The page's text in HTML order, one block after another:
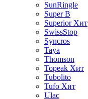
SunRingle
Super B
Superior Хит
SwissStop
Syncros
Taya
Thomson
Topeak Хит
Tubolito
Tufo Хит
Ulac